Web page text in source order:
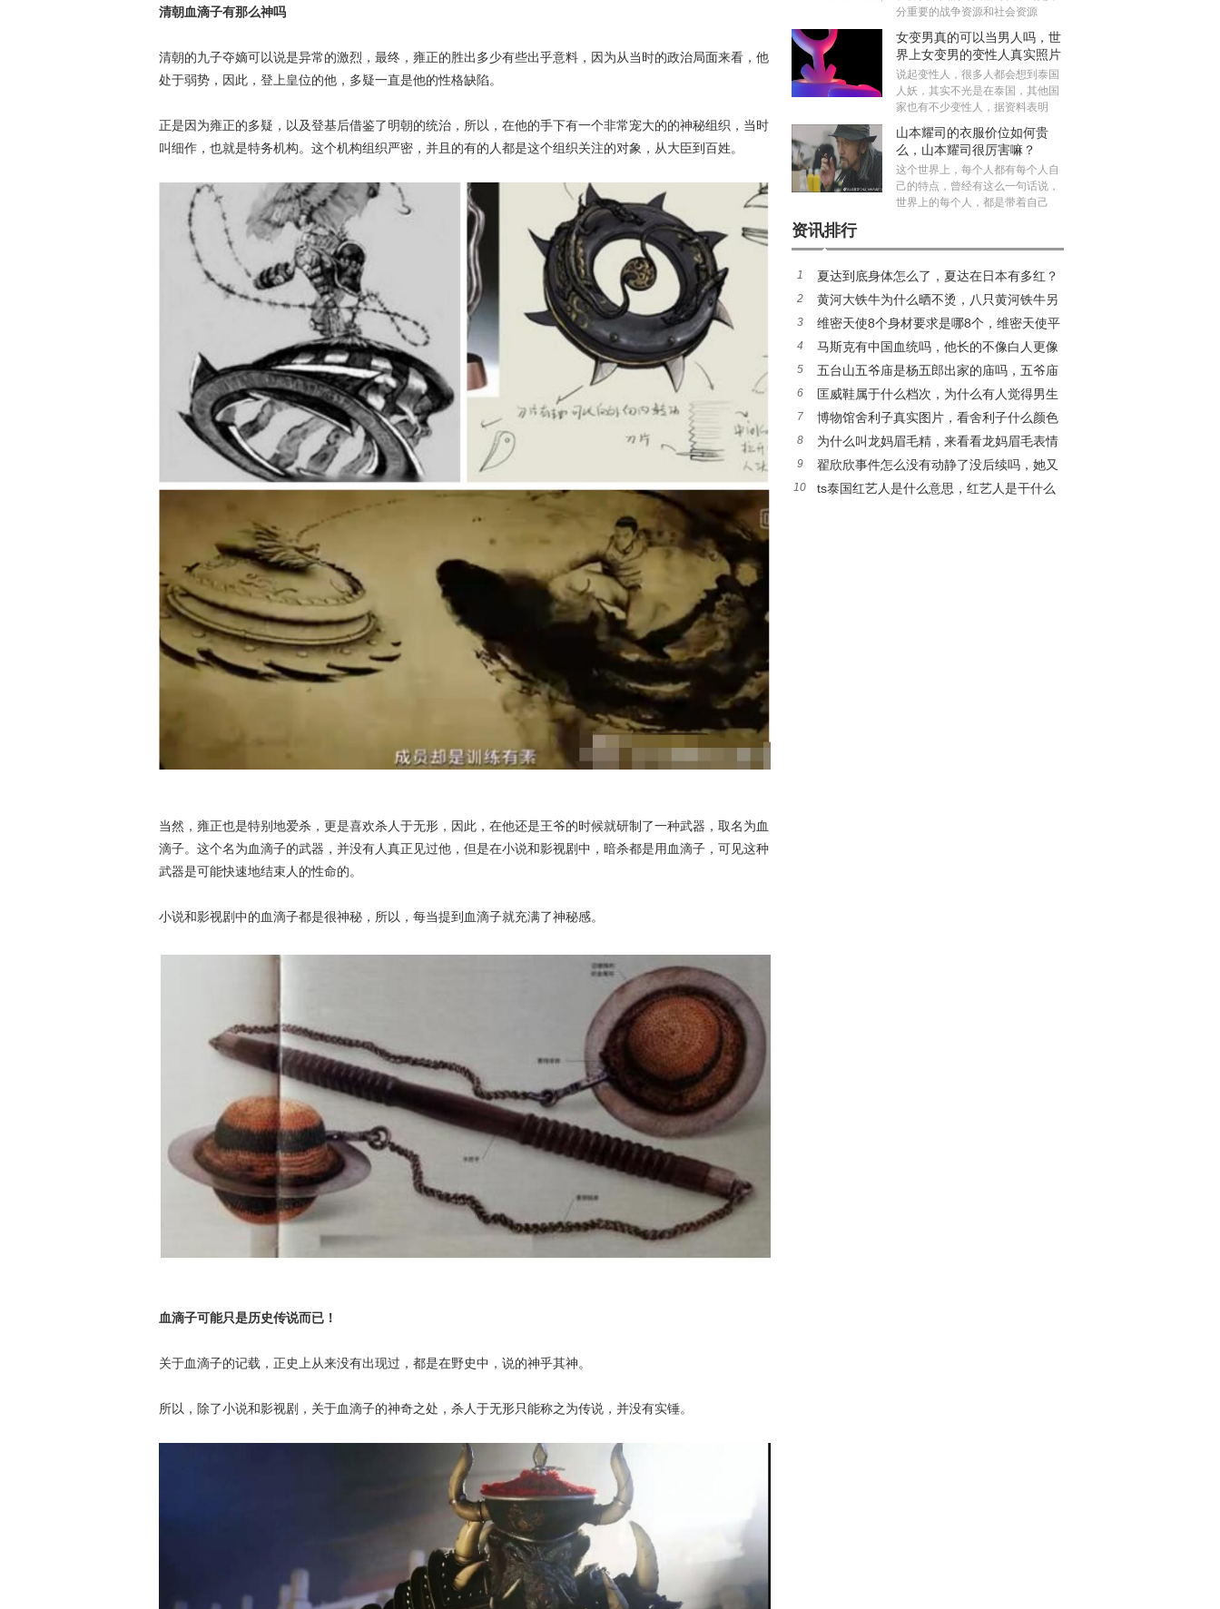
清朝血滴子有那么神吗
清朝的九子夺嫡可以说是异常的激烈，最终，雍正的胜出多少有些出乎意料，因为从当时的政治局面来看，他
处于弱势，因此，登上皇位的他，多疑一直是他的性格缺陷。
正是因为雍正的多疑，以及登基后借鉴了明朝的统治，所以，在他的手下有一个非常宠大的的神秘组织，当时
叫细作，也就是特务机构。这个机构组织严密，并且的有的人都是这个组织关注的对象，从大臣到百姓。
当然，雍正也是特别地爱杀，更是喜欢杀人于无形，因此，在他还是王爷的时候就研制了一种武器，取名为血
滴子。这个名为血滴子的武器，并没有人真正见过他，但是在小说和影视剧中，暗杀都是用血滴子，可见这种
武器是可能快速地结束人的性命的。
小说和影视剧中的血滴子都是很神秘，所以，每当提到血滴子就充满了神秘感。
血滴子可能只是历史传说而已！
关于血滴子的记载，正史上从来没有出现过，都是在野史中，说的神乎其神。
所以，除了小说和影视剧，关于血滴子的神奇之处，杀人于无形只能称之为传说，并没有实锤。
分重要的战争资源和社会资源
女变男真的可以当男人吗，世
界上女变男的变性人真实照片
说起变性人，很多人都会想到泰国
人妖，其实不光是在泰国，其他国
家也有不少变性人，据资料表明
山本耀司的衣服价位如何贵
么，山本耀司很厉害嘛？
这个世界上，每个人都有每个人自
己的特点，曾经有这么一句话说，
世界上的每个人，都是带着自己
资讯排行
1 夏达到底身体怎么了，夏达在日本有多红？
2
黄河大铁牛为什么晒不烫，八只黄河铁牛另
四个在哪里？
3
维密天使8个身材要求是哪8个，维密天使平
均体重多少斤？
4
马斯克有中国血统吗，他长的不像白人更像
中国人
5
五台山五爷庙是杨五郎出家的庙吗，五爷庙
求什么最灵？
6
匡威鞋属于什么档次，为什么有人觉得男生
穿匡威好丢人？
7
博物馆舍利子真实图片，看舍利子什么颜色
的好
8
为什么叫龙妈眉毛精，来看看龙妈眉毛表情
包吧
9
翟欣欣事件怎么没有动静了没后续吗，她又
去世纪佳缘找对象真的假的
10
ts泰国红艺人是什么意思，红艺人是干什么